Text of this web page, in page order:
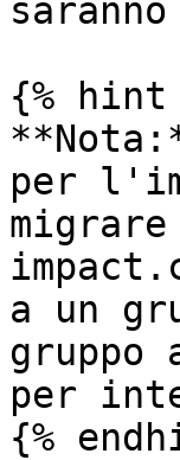
{%
per
a un
gruppo
per
{%